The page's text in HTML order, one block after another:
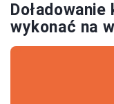
wykonać na